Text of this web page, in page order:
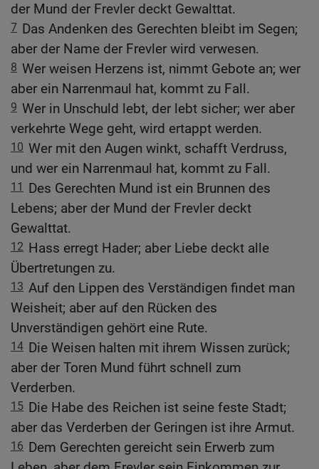
der Mund der Frevler deckt Gewalttat.
7 Das Andenken des Gerechten bleibt im Segen;
aber der Name der Frevler wird verwesen.
8 Wer weisen Herzens ist, nimmt Gebote an; wer
aber ein Narrenmaul hat, kommt zu Fall.
9 Wer in Unschuld lebt, der lebt sicher; wer aber
verkehrte Wege geht, wird ertappt werden.
10 Wer mit den Augen winkt, schafft Verdruss,
und wer ein Narrenmaul hat, kommt zu Fall.
11
Des Gerechten Mund ist ein Brunnen des
Lebens; aber der Mund der Frevler deckt
Gewalttat.
12 Hass erregt Hader; aber Liebe deckt alle
Übertretungen zu.
13 Auf den Lippen des Verständigen findet man
Weisheit; aber auf den Rücken des
Unverständigen gehört eine Rute.
14 Die Weisen halten mit ihrem Wissen zurück;
aber der Toren Mund führt schnell zum
Verderben.
15 Die Habe des Reichen ist seine feste Stadt;
aber das Verderben der Geringen ist ihre Armut.
16 Dem Gerechten gereicht sein Erwerb zum